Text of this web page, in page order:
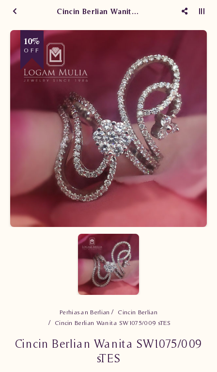
Cincin Berlian Wanita SW1075/009 sTES
10%
OFF
Perhiasan Berlian
Cincin Berlian
Cincin Berlian Wanita SW1075/009 sTES
Cincin Berlian Wanita SW1075/009
sTES